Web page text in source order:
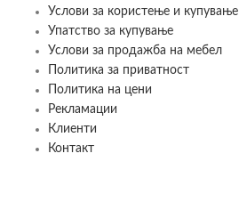
Услови за користење и купување
Упатство за купување
Услови за продажба на мебел
Политика за приватност
Политика на цени
Рекламации
Клиенти
Контакт